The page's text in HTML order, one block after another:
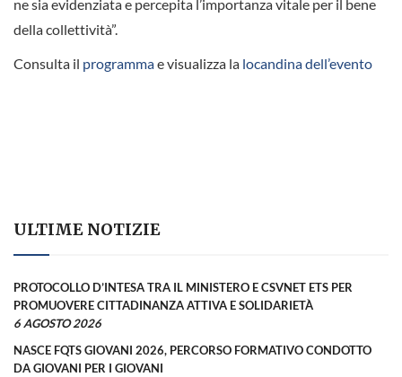
ne sia evidenziata e percepita l’importanza vitale per il bene
della collettività”.
Consulta il programmae visualizza la locandina dell’evento
ULTIME NOTIZIE
PROTOCOLLO D’INTESA TRA IL MINISTERO E CSVNET ETS PER
PROMUOVERE CITTADINANZA ATTIVA E SOLIDARIETÀ
6 AGOSTO 2026
NASCE FQTS GIOVANI 2026, PERCORSO FORMATIVO CONDOTTO
DA GIOVANI PER I GIOVANI